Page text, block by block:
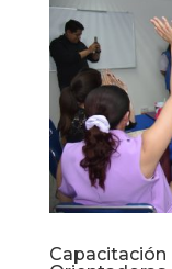
Capacitación